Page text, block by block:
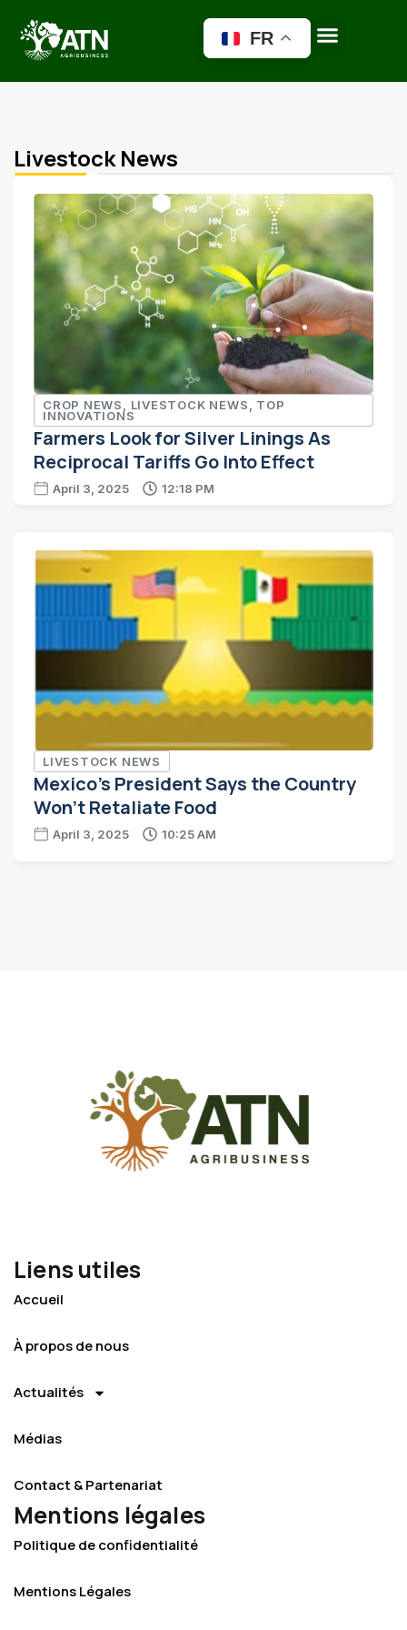
FR
Livestock News
CROP NEWS LIVESTOCK NEWS TOP
INNOVATIONS
Farmers Look for Silver Linings As
Reciprocal Tariffs Go Into Effect
April 3, 2025 12:18 PM
LIVESTOCK NEWS
Mexico’s President Says the Country
Won’t Retaliate Food
April 3, 2025 10:25 AM
Liens utiles
Accueil
À propos de nous
Actualités
Médias
Contact & Partenariat
Mentions légales
Politique de confidentialité
Mentions Légales